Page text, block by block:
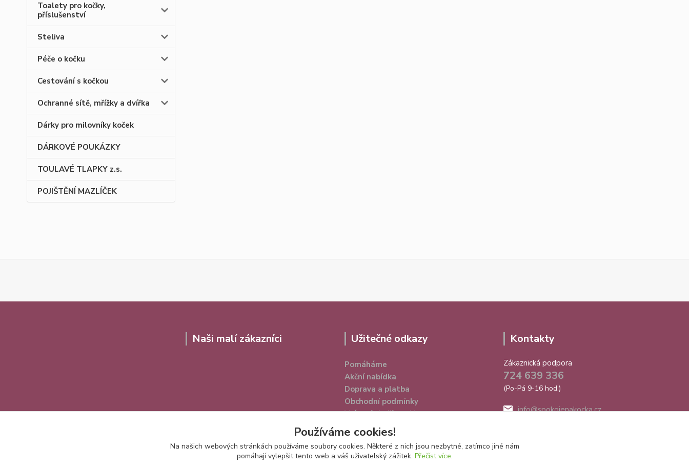
Toalety pro kočky,
příslušenství
Steliva
Péče o kočku
Cestování s kočkou
Ochranné sítě, mřížky a dvířka
Dárky pro milovníky koček
DÁRKOVÉ POUKÁZKY
TOULAVÉ TLAPKY z.s.
POJIŠTĚNÍ MAZLÍČEK
Naši malí zákazníci Užitečné odkazy
Pomáháme
Akční nabídka
Doprava a platba
Obchodní podmínky
Vrácení zboží a reklamace
Ochrana osobních údajů
Kontakty
Zákaznická podpora
724 639 336
(Po-Pá 9-16 hod.)
info@spokojenakocka.cz
Používáme cookies!
Na našich webových stránkách používáme soubory cookies. Některé z nich jsou nezbytné, zatímco jiné nám
pomáhají vylepšit tento web a váš uživatelský zážitek. Přečíst více.